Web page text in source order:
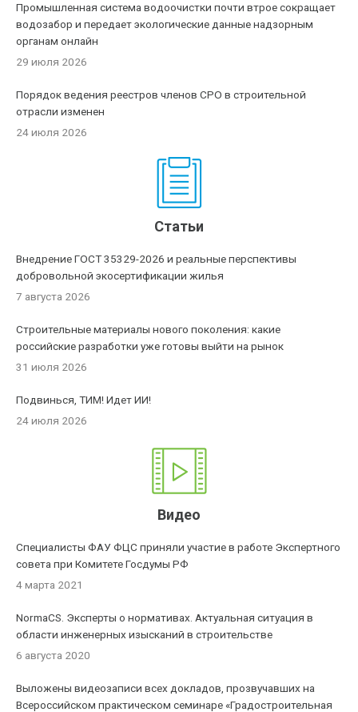
Промышленная система водоочистки почти втрое сокращает
водозабор и передает экологические данные надзорным
органам онлайн
29 июля 2026
Порядок ведения реестров членов СРО в строительной
отрасли изменен
24 июля 2026
Статьи
Внедрение ГОСТ 35329-2026 и реальные перспективы
добровольной экосертификации жилья
7 августа 2026
Строительные материалы нового поколения: какие
российские разработки уже готовы выйти на рынок
31 июля 2026
Подвинься, ТИМ! Идет ИИ!
24 июля 2026
Видео
Специалисты ФАУ ФЦС приняли участие в работе Экспертного
совета при Комитете Госдумы РФ
4 марта 2021
NormaCS. Эксперты о нормативах. Актуальная ситуация в
области инженерных изысканий в строительстве
6 августа 2020
Выложены видеозаписи всех докладов, прозвучавших на
Всероссийском практическом семинаре «Градостроительная